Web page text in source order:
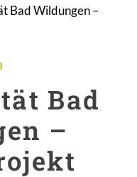
Bad Wildungen –
am:
Bad
–